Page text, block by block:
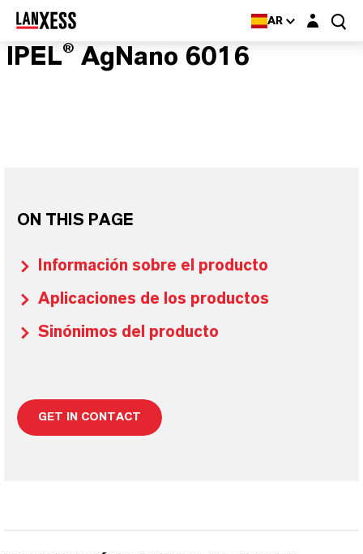
AR Login layer
IPEL® AgNano 6016
ON THIS PAGE
Información sobre el producto
Aplicaciones de los productos
Sinónimos del producto
GET IN CONTACT